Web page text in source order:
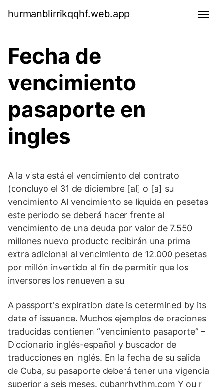
hurmanblirrikqqhf.web.app
Fecha de
vencimiento
pasaporte en
ingles
A la vista está el vencimiento del contrato
(concluyó el 31 de diciembre [al] o [a] su
vencimiento Al vencimiento se liquida en pesetas
este periodo se deberá hacer frente al
vencimiento de una deuda por valor de 7.550
millones nuevo producto recibirán una prima
extra adicional al vencimiento de 12.000 pesetas
por millón invertido al fin de permitir que los
inversores los renueven a su
A passport's expiration date is determined by its
date of issuance. Muchos ejemplos de oraciones
traducidas contienen “vencimiento pasaporte” –
Diccionario inglés-español y buscador de
traducciones en inglés. En la fecha de su salida
de Cuba, su pasaporte deberá tener una vigencia
superior a seis meses. cubanrhythm.com Y ou r